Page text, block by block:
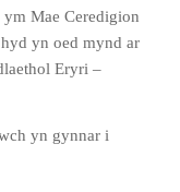
Mae Ceredigion
yn oed mynd ar
Eryri –
yn gynnar i